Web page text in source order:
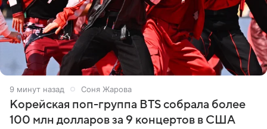
9 минут назад Соня Жарова
Корейская поп-группа BTS собрала более
100 млн долларов за 9 концертов в США